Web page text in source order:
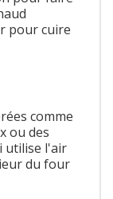
pour cuire
comme
ou des
utilise l'air
du four